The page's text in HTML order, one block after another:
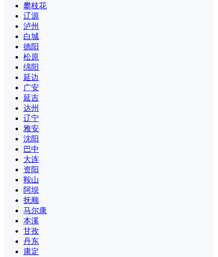
攀枝花
辽源
泸州
白城
德阳
松原
绵阳
延边
广安
延吉
达州
辽宁
雅安
沈阳
巴中
大连
资阳
鞍山
阿坝
抚顺
马尔康
本溪
甘孜
丹东
康定